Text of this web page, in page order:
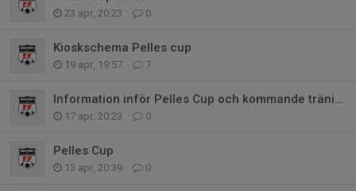
23 apr, 20:23 0
Kioskschema Pelles cup
19 apr, 19:57 7
Information inför Pelles Cup och kommande träningar
17 apr, 20:23 0
Pelles Cup
13 apr, 20:39 0